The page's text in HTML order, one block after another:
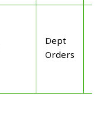
Dept
Orders